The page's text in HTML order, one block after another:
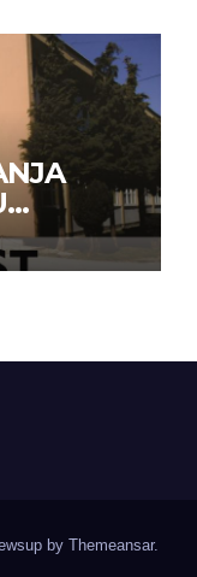
ROKU
by Themeansar.